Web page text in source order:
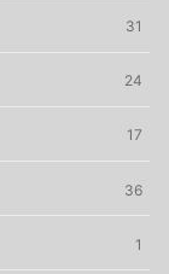
31
24
17
36
1